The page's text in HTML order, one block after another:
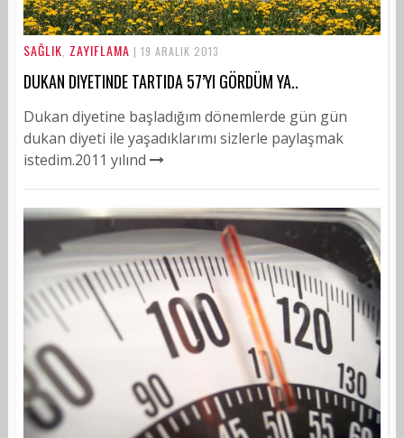
SAĞLIK ZAYIFLAMA | 19 ARALIK 2013
DUKAN DIYETINDE TARTIDA 57’YI GÖRDÜM YA..
Dukan diyetine başladığım dönemlerde gün gün
dukan diyeti ile yaşadıklarımı sizlerle paylaşmak
istedim.2011 yılınd